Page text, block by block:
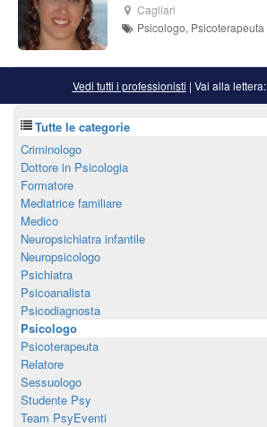
Cagliari
Psicologo, Psicoterapeuta
Vedi tutti i professionisti | Vai alla lettera:
Tutte le categorie
Criminologo
Dottore in Psicologia
Formatore
Mediatrice familiare
Medico
Neuropsichiatra infantile
Neuropsicologo
Psichiatra
Psicoanalista
Psicodiagnosta
Psicologo
Psicoterapeuta
Relatore
Sessuologo
Studente Psy
Team PsyEventi